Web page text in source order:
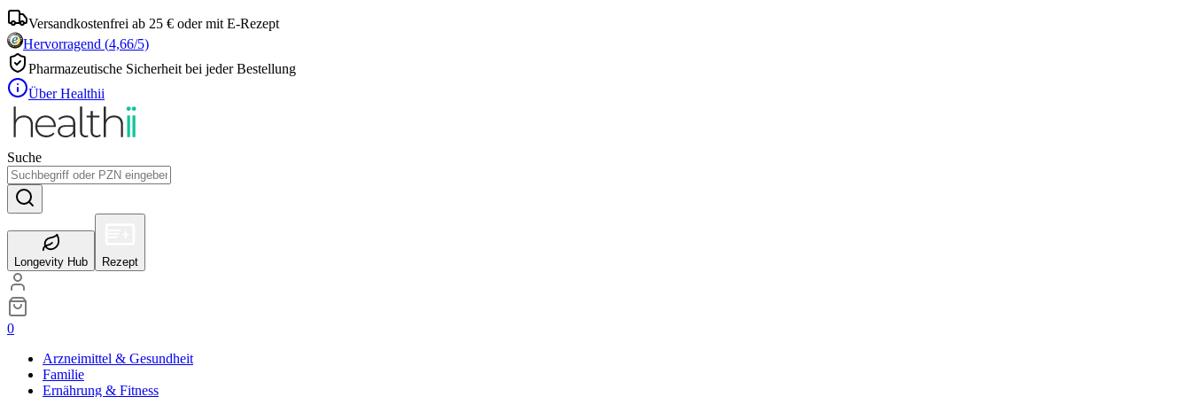
Versandkostenfrei ab 25 € oder mit E-Rezept
Hervorragend (4,66/5)
Pharmazeutische Sicherheit bei jeder Bestellung
Über Healthii
Suche
Longevity Hub Rezept
0
Arzneimittel & Gesundheit
Familie
Ernährung & Fitness